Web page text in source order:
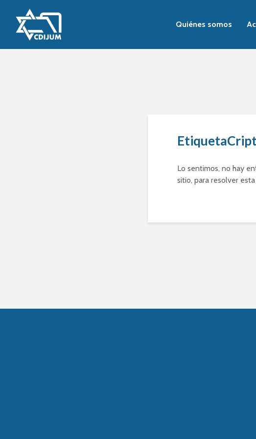
Quiénes somos
Lo sentimos, no hay
sitio, para resolver